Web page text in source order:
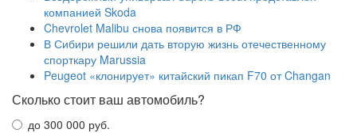
компанией Skoda
Chevrolet Malibu снова появится в РФ
В Сибири решили дать вторую жизнь отечественному
спорткару Marussia
Peugeot «клонирует» китайский пикап F70 от Changan
Сколько стоит ваш автомобиль?
до 300 000 руб.